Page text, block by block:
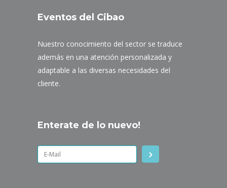
Eventos del Cibao
Nuestro conocimiento del sector se traduce
además en una atención personalizada y
adaptable a las diversas necesidades del
cliente.
Enterate de lo nuevo!